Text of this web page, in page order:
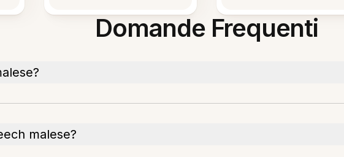
Domande Frequenti
malese?